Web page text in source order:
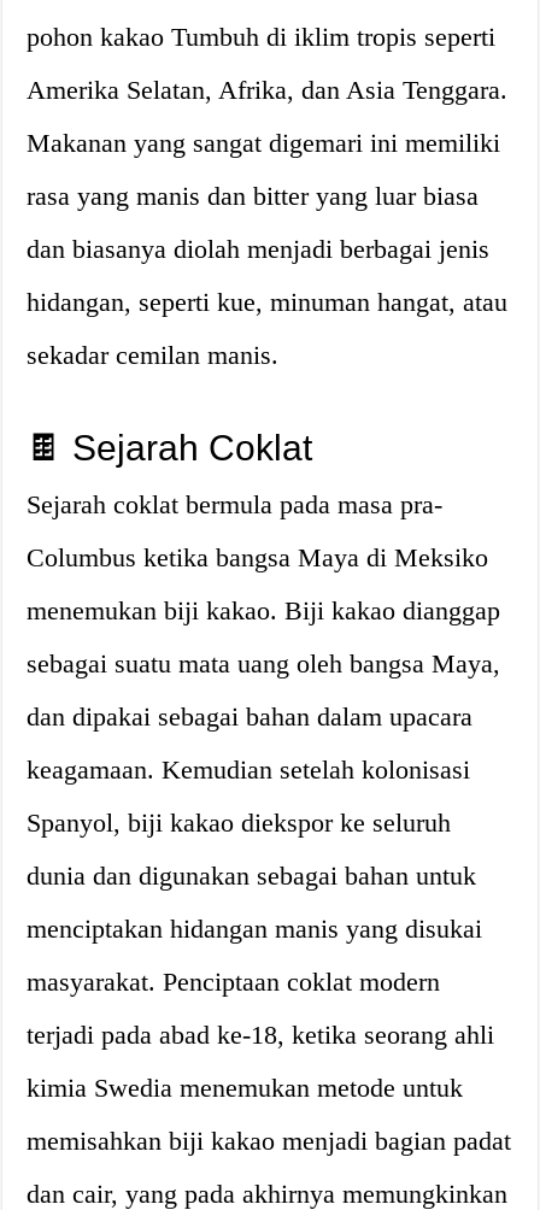
pohon kakao Tumbuh di iklim tropis seperti
Amerika Selatan, Afrika, dan Asia Tenggara.
Makanan yang sangat digemari ini memiliki
rasa yang manis dan bitter yang luar biasa
dan biasanya diolah menjadi berbagai jenis
hidangan, seperti kue, minuman hangat, atau
sekadar cemilan manis.
🍫 Sejarah Coklat
Sejarah coklat bermula pada masa pra-
Columbus ketika bangsa Maya di Meksiko
menemukan biji kakao. Biji kakao dianggap
sebagai suatu mata uang oleh bangsa Maya,
dan dipakai sebagai bahan dalam upacara
keagamaan. Kemudian setelah kolonisasi
Spanyol, biji kakao diekspor ke seluruh
dunia dan digunakan sebagai bahan untuk
menciptakan hidangan manis yang disukai
masyarakat. Penciptaan coklat modern
terjadi pada abad ke-18, ketika seorang ahli
kimia Swedia menemukan metode untuk
memisahkan biji kakao menjadi bagian padat
dan cair, yang pada akhirnya memungkinkan